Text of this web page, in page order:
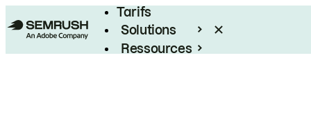
Tarifs
Solutions
Ressources